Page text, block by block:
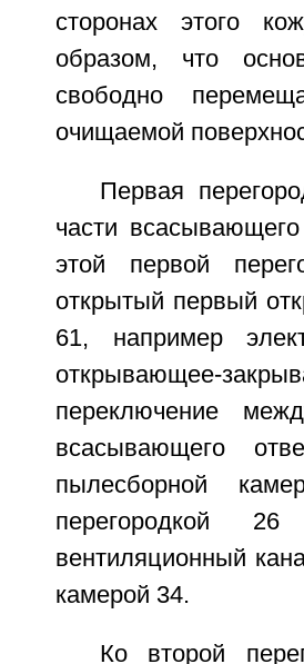
сторонах этого
образом, что
свободно
очищаемой
Первая
части
этой первой
открытый первый
61, например
открывающее-
переключение
всасывающего
пылесборной
перегородкой
вентиляционный
камерой 34.
Ко второй